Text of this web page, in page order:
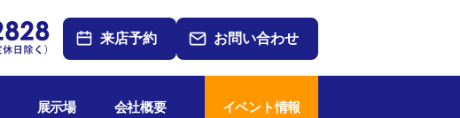
来店予約 お問い合わせ
展示場 会社概要 イベント情報